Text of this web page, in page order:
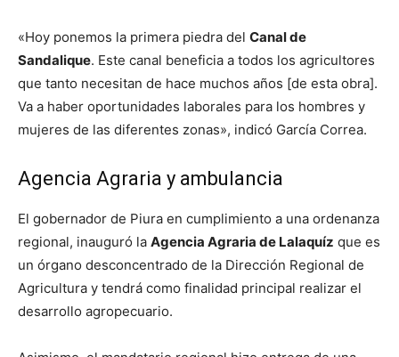
«Hoy ponemos la primera piedra del Canal de
Sandalique. Este canal beneficia a todos los agricultores
que tanto necesitan de hace muchos años [de esta obra].
Va a haber oportunidades laborales para los hombres y
mujeres de las diferentes zonas», indicó García Correa.
Agencia Agraria y ambulancia
El gobernador de Piura en cumplimiento a una ordenanza
regional, inauguró la Agencia Agraria de Lalaquíz que es
un órgano desconcentrado de la Dirección Regional de
Agricultura y tendrá como finalidad principal realizar el
desarrollo agropecuario.